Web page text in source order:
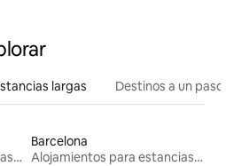
largas Destinos a un
Alojamientos para estancias largas
Barcelona
Alojamientos para estancias largas